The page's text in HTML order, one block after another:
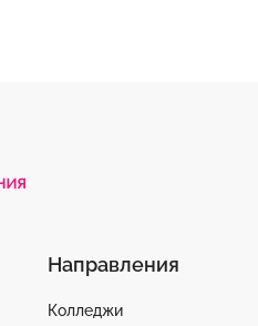
Направления
Колледжи